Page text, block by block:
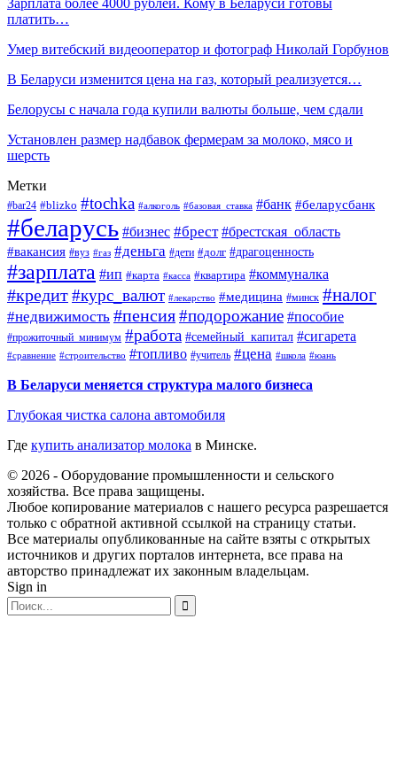
платить…
Умер витебский видеооператор и фотограф Николай Горбунов
В Беларуси изменится цена на газ, который реализуется…
Белорусы с начала года купили валюты больше, чем сдали
Установлен размер надбавок фермерам за молоко, мясо и
шерсть
Метки
#bar24 #blizko #tochka #алкоголь #базовая_ставка #банк #беларусбанк
#беларусь #бизнес #брест #брестская_область
#вакансия #вуз #газ #деньга #дети #долг #драгоценность
#зарплата #ип #карта #касса #квартира #коммуналка
#кредит#курс_валют #лекарство #медицина #минск #налог
#недвижимость #пенсия#подорожание #пособие
#прожиточный_минимум #работа #семейный_капитал #сигарета
#сравнение #строительство #топливо #учитель #цена #школа #юань
В Беларуси меняется структура малого бизнеса
Глубокая чистка салона автомобиля
Где купить анализатор молока в Минске.
© 2026 - Оборудование промышленности и сельского
хозяйства. Все права защищены.
Любое копирование материалов с нашего ресурса разрешается
только с обратной активной ссылкой на страницу статьи.
Все материалы опубликованные на сайте взяты с открытых
источников и других порталов интернета, все права на
авторство принадлежат их законным владельцам.
Sign in